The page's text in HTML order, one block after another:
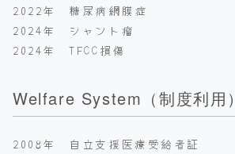
2022年 糖尿病網膜症
2024年 シャント瘤
2024年 TFCC損傷
Welfare System（制度利用）
2008年 自立支援医療受給者証